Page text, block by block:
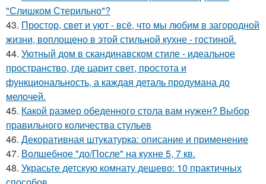
"Слишком Стерильно"?
43. Простор, свет и уют - всё, что мы любим в загородной
жизни, воплощено в этой стильной кухне - гостиной.
44. Уютный дом в скандинавском стиле - идеальное
пространство, где царит свет, простота и
функциональность, а каждая деталь продумана до
мелочей.
45. Какой размер обеденного стола вам нужен? Выбор
правильного количества стульев
46. Декоративная штукатурка: описание и применение
47. Волшебное "до/После" на кухне 5, 7 кв.
48. Украсьте детскую комнату дешево: 10 практичных